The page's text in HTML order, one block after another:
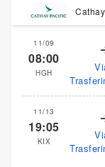
11/09
08:00
HGH
11/13
19:05
KIX